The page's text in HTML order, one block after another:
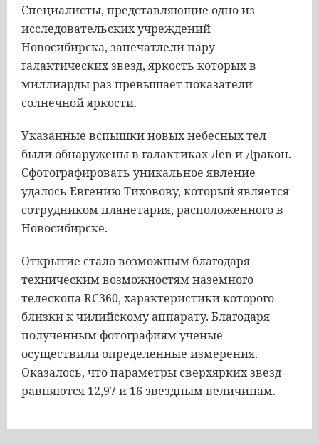
Специалисты, представляющие одно из
исследовательских учреждений
Новосибирска, запечатлели пару
галактических звезд, яркость которых в
миллиарды раз превышает показатели
солнечной яркости.
Указанные вспышки новых небесных тел
были обнаружены в галактиках Лев и Дракон.
Сфотографировать уникальное явление
удалось Евгению Тиховову, который является
сотрудником планетария, расположенного в
Новосибирске.
Открытие стало возможным благодаря
техническим возможностям наземного
телескопа RC360, характеристики которого
близки к чилийскому аппарату. Благодаря
полученным фотографиям ученые
осуществили определенные измерения.
Оказалось, что параметры сверхярких звезд
равняются 12,97 и 16 звездным величинам.